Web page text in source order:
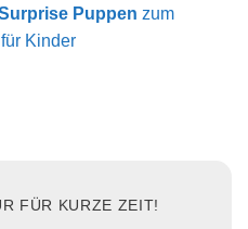
Puppen zum
Kinder
FÜR KURZE ZEIT!